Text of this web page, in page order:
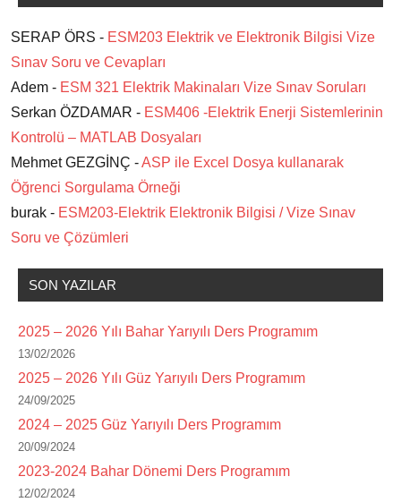
SERAP ÖRS - ESM203 Elektrik ve Elektronik Bilgisi Vize
Sınav Soru ve Cevapları
Adem - ESM 321 Elektrik Makinaları Vize Sınav Soruları
Serkan ÖZDAMAR - ESM406 -Elektrik Enerji Sistemlerinin
Kontrolü – MATLAB Dosyaları
Mehmet GEZGİNÇ -ASP ile Excel Dosya kullanarak
Öğrenci Sorgulama Örneği
burak - ESM203-Elektrik Elektronik Bilgisi / Vize Sınav
Soru ve Çözümleri
SON YAZILAR
2025 – 2026 Yılı Bahar Yarıyılı Ders Programım
13/02/2026
2025 – 2026 Yılı Güz Yarıyılı Ders Programım
24/09/2025
2024 – 2025 Güz Yarıyılı Ders Programım
20/09/2024
2023-2024 Bahar Dönemi Ders Programım
12/02/2024